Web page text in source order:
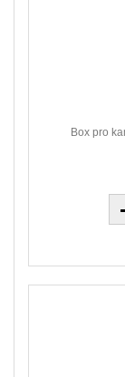
Box pro